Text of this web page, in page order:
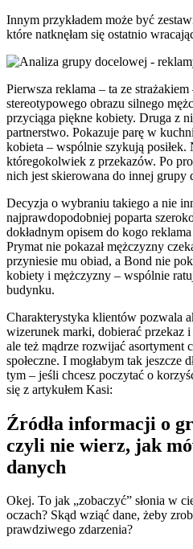
Innym przykładem może być
które natknęłam się ostatnio
Pierwsza reklama – ta ze
stereotypowego obrazu silnego
przyciąga piękne kobiety. Druga z
partnerstwo. Pokazuje parę w
kobieta – wspólnie szykują posiłek.
któregokolwiek z przekazów. Po
nich jest skierowana do innej grupy
Decyzja o wybraniu takiego a nie
najprawdopodobniej poparta
dokładnym opisem do kogo
Prymat nie pokazał mężczyzny
przyniesie mu obiad, a Bond nie
kobiety i mężczyzny – wspólnie
budynku.
Charakterystyka klientów pozwala
wizerunek marki, dobierać przekaz
ale też mądrze rozwijać asortyment
społeczne. I mogłabym tak jeszcze
tym – jeśli chcesz poczytać o
się z artykułem Kasi:
Źródła informacji o
czyli nie wierz, jak
danych
Okej. To jak „zobaczyć” słonia w
oczach? Skąd wziąć dane, żeby
prawdziwego zdarzenia?